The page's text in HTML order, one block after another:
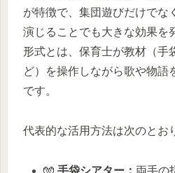
が特徴で、集団遊びだけでな
演じることでも大きな効果を
形式とは、保育士が教材（手
ど）を操作しながら歌や物語
です。
代表的な活用方法は次のとお
🧤手袋シアター： 両手の